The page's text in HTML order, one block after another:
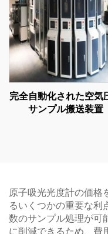
完全自動化された空気
サンプル搬送装置
原子吸光光度計の価格
るいくつかの重要な利
数のサンプル処理が可
に削減できるため、費